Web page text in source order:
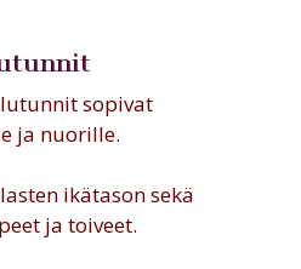
sopivat
ja nuorille.
ikätason sekä
ja toiveet.